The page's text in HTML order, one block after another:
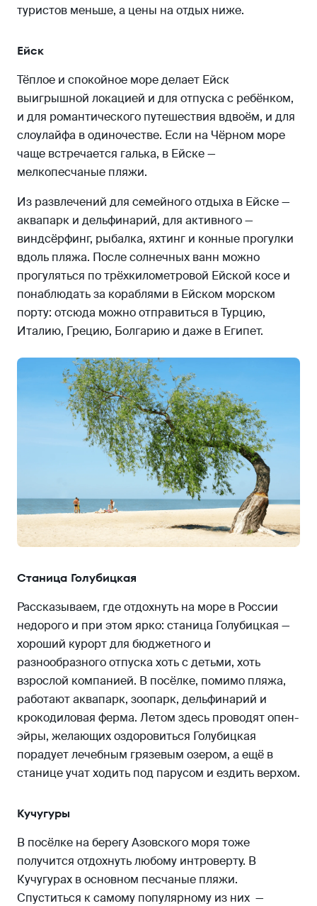
туристов меньше, а цены на отдых ниже.
Ейск
Тёплое и спокойное море делает Ейск
выигрышной локацией и для отпуска с ребёнком,
и для романтического путешествия вдвоём, и для
слоулайфа в одиночестве. Если на Чёрном море
чаще встречается галька, в Ейске —
мелкопесчаные пляжи.
Из развлечений для семейного отдыха в Ейске —
аквапарк и дельфинарий, для активного —
виндсёрфинг, рыбалка, яхтинг и конные прогулки
вдоль пляжа. После солнечных ванн можно
прогуляться по трёхкилометровой Ейской косе и
понаблюдать за кораблями в Ейском морском
порту: отсюда можно отправиться в Турцию,
Италию, Грецию, Болгарию и даже в Египет.
Станица Голубицкая
Рассказываем, где отдохнуть на море в России
недорого и при этом ярко: станица Голубицкая —
хороший курорт для бюджетного и
разнообразного отпуска хоть с детьми, хоть
взрослой компанией. В посёлке, помимо пляжа,
работают аквапарк, зоопарк, дельфинарий и
крокодиловая ферма. Летом здесь проводят опен-
эйры, желающих оздоровиться Голубицкая
порадует лечебным грязевым озером, а ещё в
станице учат ходить под парусом и ездить верхом.
Кучугуры
В посёлке на берегу Азовского моря тоже
получится отдохнуть любому интроверту. В
Кучугурах в основном песчаные пляжи.
Спуститься к самому популярному из них —